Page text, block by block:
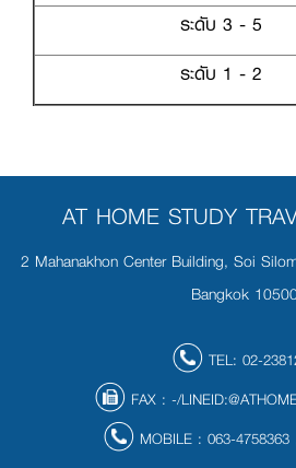
ระดับ 3 - 5
ระดับ 1 - 2
AT HOME STUDY
2 Mahanakhon Center Building, Soi
Bangkok
TEL: 02-
FAX : -/
MOBILE : 063-4758363